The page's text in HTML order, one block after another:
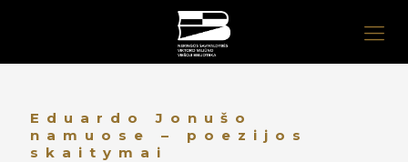
Eduardo Jonušo
namuose – poezijos
skaitymai